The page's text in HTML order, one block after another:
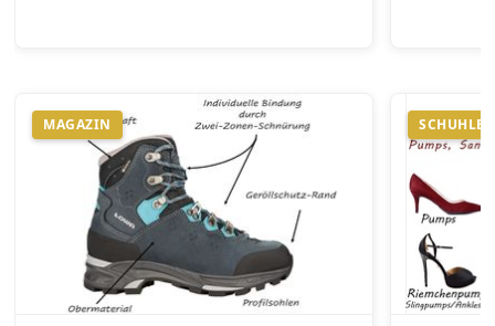
MAGAZIN